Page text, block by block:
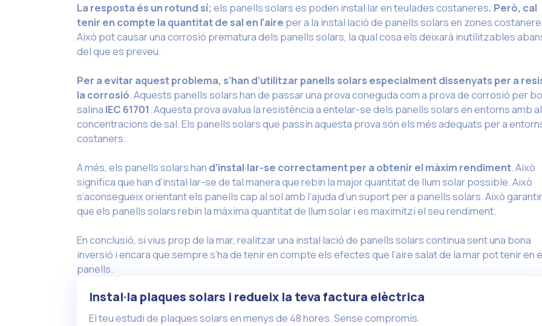
La resposta és un rotund sí; els panells solars es poden instal·lar en teulades costaneres. Però, cal
tenir en compte la quantitat de sal en l’aire per a la instal·lació de panells solars en zones
Això pot causar una corrosió prematura dels panells solars, la qual cosa els deixarà inutilitzables
del que es preveu.
Per a evitar aquest problema, s’han d’utilitzar panells solars especialment dissenyats per a
la corrosió. Aquests panells solars han de passar una prova coneguda com a prova de corrosió per
salina IEC 61701. Aquesta prova avalua la resistència a entelar-se dels panells solars en entorns amb
concentracions de sal. Els panells solars que passin aquesta prova són els més adequats per a
costaners.
A més, els panells solars han d’instal·lar-se correctament per a obtenir el màxim rendiment. Això
significa que han d’instal·lar-se de tal manera que rebin la major quantitat de llum solar possible. Això
s’aconsegueix orientant els panells cap al sol amb l’ajuda d’un suport per a panells solars. Això
que els panells solars rebin la màxima quantitat de llum solar i es maximitzi el seu rendiment.
En conclusió, si vius prop de la mar, realitzar una instal·lació de panells solars continua sent una bona
inversió i encara que sempre s’ha de tenir en compte els efectes que l’aire salat de la mar pot tenir en
panells.
Instal·la plaques solars i redueix la teva factura elèctrica
El teu estudi de plaques solars en menys de 48 hores. Sense compromís.